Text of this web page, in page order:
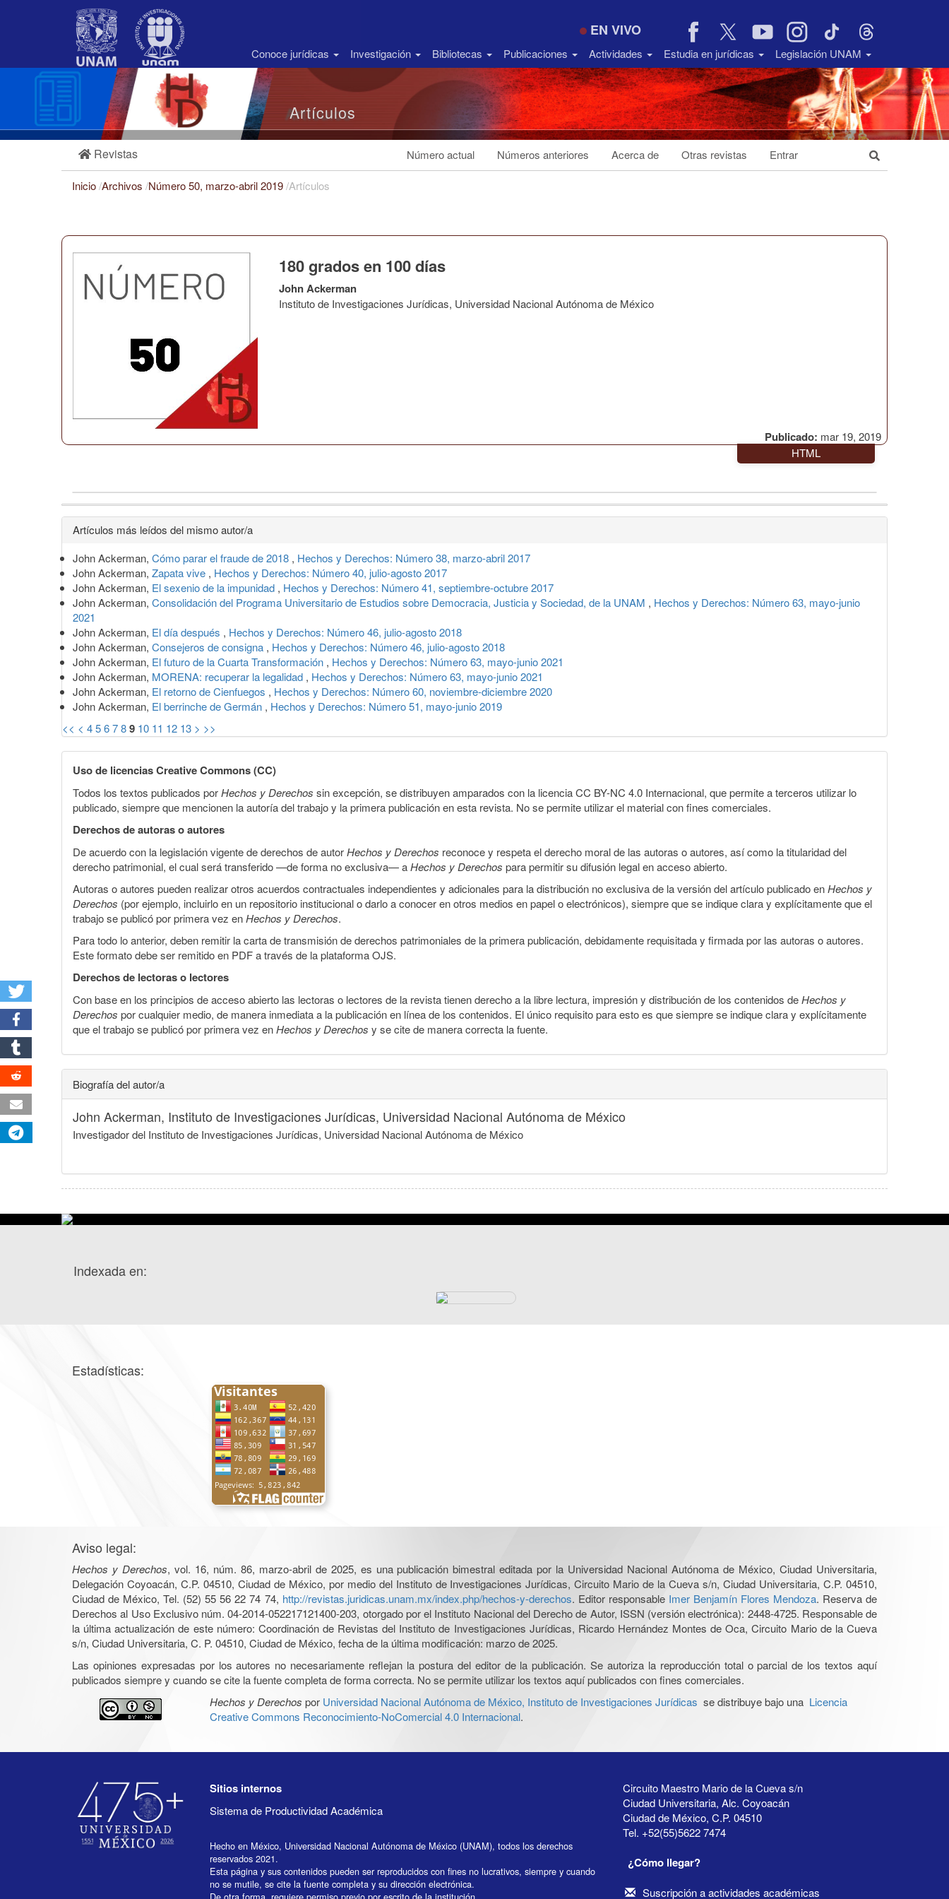
Barra
EN VIVO
Conoce jurídicas Investigación Bibliotecas Publicaciones Actividades Estudia en jurídicas Legislación UNAM
Artículos
Revistas Número actual Números anteriores Acerca de Otras revistas Entrar
Inicio/Archivos /Número 50, marzo-abril 2019/Artículos
Publicado: mar 19, 2019
180 grados en 100 días
John Ackerman
Instituto de Investigaciones Jurídicas, Universidad Nacional Autónoma de México
HTML
Detalles
del
artículo
Artículos más leídos del mismo autor/a
John Ackerman, Cómo parar el fraude de 2018 , Hechos y Derechos: Número 38, marzo-abril 2017
John Ackerman, Zapata vive , Hechos y Derechos: Número 40, julio-agosto 2017
John Ackerman, El sexenio de la impunidad , Hechos y Derechos: Número 41, septiembre-octubre 2017
John Ackerman, Consolidación del Programa Universitario de Estudios sobre Democracia, Justicia y Sociedad, de la UNAM , Hechos y Derechos: Número 63, mayo-junio
2021
John Ackerman, El día después , Hechos y Derechos: Número 46, julio-agosto 2018
John Ackerman, Consejeros de consigna , Hechos y Derechos: Número 46, julio-agosto 2018
John Ackerman, El futuro de la Cuarta Transformación , Hechos y Derechos: Número 63, mayo-junio 2021
John Ackerman, MORENA: recuperar la legalidad , Hechos y Derechos: Número 63, mayo-junio 2021
John Ackerman, El retorno de Cienfuegos , Hechos y Derechos: Número 60, noviembre-diciembre 2020
John Ackerman, El berrinche de Germán , Hechos y Derechos: Número 51, mayo-junio 2019
<< < 456789 10 11 12 13 > >>
Uso de licencias Creative Commons (CC)
Todos los textos publicados porHechos y Derechos sin excepción, se distribuyen amparados con la licencia CC BY-NC 4.0 Internacional, que permite a terceros utilizar lo
publicado, siempre que mencionen la autoría del trabajo y la primera publicación en esta revista. No se permite utilizar el material con fines comerciales.
Derechos de autoras o autores
De acuerdo con la legislación vigente de derechos de autorHechos y Derechos reconoce y respeta el derecho moral de las autoras o autores, así como la titularidad del
derecho patrimonial, el cual será transferido —de forma no exclusiva— aHechos y Derechos para permitir su difusión legal en acceso abierto.
Autoras o autores pueden realizar otros acuerdos contractuales independientes y adicionales para la distribución no exclusiva de la versión del artículo publicado enHechos y
Derechos (por ejemplo, incluirlo en un repositorio institucional o darlo a conocer en otros medios en papel o electrónicos), siempre que se indique clara y explícitamente que el
trabajo se publicó por primera vez enHechos y Derechos.
Para todo lo anterior, deben remitir la carta de transmisión de derechos patrimoniales de la primera publicación, debidamente requisitada y firmada por las autoras o autores.
Este formato debe ser remitido en PDF a través de la plataforma OJS.
Derechos de lectoras o lectores
Con base en los principios de acceso abierto las lectoras o lectores de la revista tienen derecho a la libre lectura, impresión y distribución de los contenidos deHechos y
Derechos por cualquier medio, de manera inmediata a la publicación en línea de los contenidos. El único requisito para esto es que siempre se indique clara y explícitamente
que el trabajo se publicó por primera vez enHechos y Derechos y se cite de manera correcta la fuente.
Biografía del autor/a
John Ackerman, Instituto de Investigaciones Jurídicas, Universidad Nacional Autónoma de México
Investigador del Instituto de Investigaciones Jurídicas, Universidad Nacional Autónoma de México
Indexada en:
Estadísticas:
Aviso legal:
Hechos y Derechos, vol. 16, núm. 86, marzo-abril de 2025, es una publicación bimestral editada por la Universidad Nacional Autónoma de México, Ciudad Universitaria,
Delegación Coyoacán, C.P. 04510, Ciudad de México, por medio del Instituto de Investigaciones Jurídicas, Circuito Mario de la Cueva s/n, Ciudad Universitaria, C.P. 04510,
Ciudad de México, Tel. (52) 55 56 22 74 74, http://revistas.juridicas.unam.mx/index.php/hechos-y-derechos. Editor responsable Imer Benjamín Flores Mendoza. Reserva de
Derechos al Uso Exclusivo núm. 04-2014-052217121400-203, otorgado por el Instituto Nacional del Derecho de Autor, ISSN (versión electrónica): 2448-4725. Responsable de
la última actualización de este número: Coordinación de Revistas del Instituto de Investigaciones Jurídicas, Ricardo Hernández Montes de Oca, Circuito Mario de la Cueva
s/n, Ciudad Universitaria, C. P. 04510, Ciudad de México, fecha de la última modificación: marzo de 2025.
Las opiniones expresadas por los autores no necesariamente reflejan la postura del editor de la publicación. Se autoriza la reproducción total o parcial de los textos aquí
publicados siempre y cuando se cite la fuente completa de forma correcta. No se permite utilizar los textos aquí publicados con fines comerciales.
Hechos y Derechos por Universidad Nacional Autónoma de México, Instituto de Investigaciones Jurídicas se distribuye bajo una Licencia
Creative Commons Reconocimiento-NoComercial 4.0 Internacional.
Sitios internos
Sistema de Productividad Académica
Hecho en México, Universidad Nacional Autónoma de México (UNAM), todos los derechos
reservados 2021.
Esta página y sus contenidos pueden ser reproducidos con fines no lucrativos, siempre y cuando
no se mutile, se cite la fuente completa y su dirección electrónica.
Circuito Maestro Mario de la Cueva s/n
Ciudad Universitaria, Alc. Coyoacán
Ciudad de México, C.P. 04510
Tel. +52(55)5622 7474
¿Cómo llegar?
Suscripción a actividades académicas